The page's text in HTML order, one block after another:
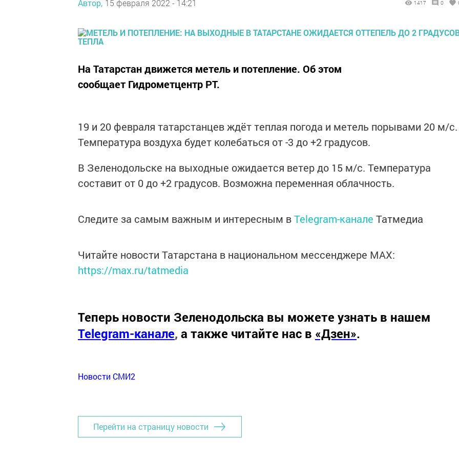
Автор, 15 февраля 2022 - 14:21 1417 0
На Татарстан движется метель и потепление. Об этом
сообщает Гидрометцентр РТ.
19 и 20 февраля татарстанцев ждёт теплая погода и метель порывами 20 м/с.
Температура воздуха будет колебаться от -3 до +2 градусов.
В Зеленодольске на выходные ожидается ветер до 15 м/с. Температура
составит от 0 до +2 градусов. Возможна переменная облачность.
Следите за самым важным и интересным вTelegram-канале Татмедиа
Читайте новости Татарстана в национальном мессенджере MАХ:
https://max.ru/tatmedia
Теперь новости Зеленодольска вы можете узнать в нашем
Telegram-канале, а также читайте нас в «Дзен».
Новости СМИ2
Перейти на страницу новости